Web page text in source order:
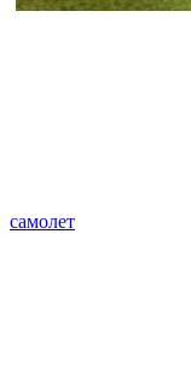
самолет